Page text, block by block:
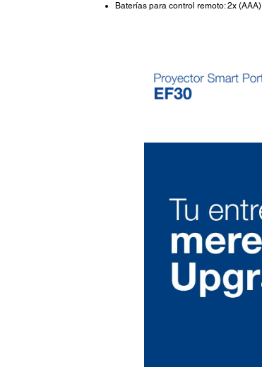
Baterías para control remoto: 2x (AAA)